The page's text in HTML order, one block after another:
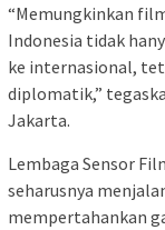
“Memungkinkan
Indonesia tidak
ke internasional,
diplomatik,”
Jakarta.
Lembaga Sensor
seharusnya
mempertahankan